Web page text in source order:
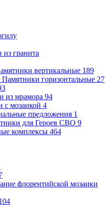
гранита
вертикальные 189
Памятники горизонтальные 27
из мрамора 94
с мозаикой 4
предложения 1
для Героев СВО 9
комплексы 464
флорентийской мозаики